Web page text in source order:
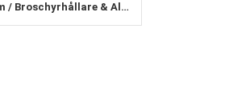
Golvstativ m / Broschyrhållare & Aluklap/Snap ramar